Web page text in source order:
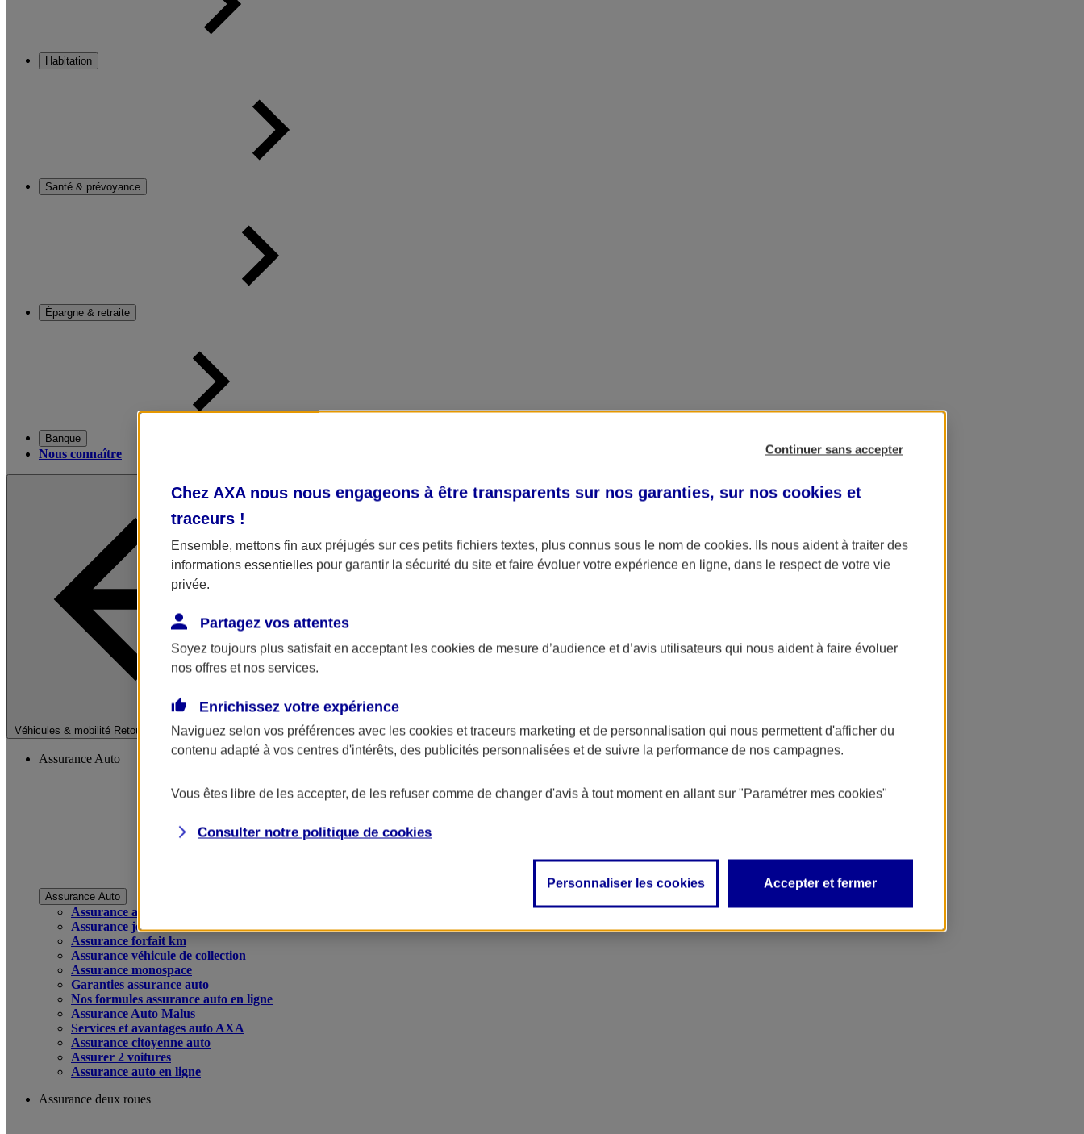
Habitation
Santé & prévoyance
Épargne & retraite
Banque
Nous connaître
Véhicules & mobilité Retour à la section précédente
Fermer le menu principal
Assurance Auto
Assurance Auto
Assurance auto
Assurance jeune conducteur
Assurance forfait km
Assurance véhicule de collection
Assurance monospace
Garanties assurance auto
Nos formules assurance auto en ligne
Assurance Auto Malus
Services et avantages auto AXA
Assurance citoyenne auto
Assurer 2 voitures
Assurance auto en ligne
Assurance deux roues
Continuer sans accepter
Chez AXA nous nous engageons à être transparents sur nos garanties, sur nos cookies et
traceurs !
Ensemble, mettons fin aux préjugés sur ces petits fichiers textes, plus connus sous le nom de cookies. Ils nous aident à traiter des
informations essentielles pour garantir la sécurité du site et faire évoluer votre expérience en ligne, dans le respect de votre vie
privée.
Partagez vos attentes
Soyez toujours plus satisfait en acceptant les cookies de mesure d’audience et d’avis utilisateurs qui nous aident à faire évoluer
nos offres et nos services.
Enrichissez votre expérience
Naviguez selon vos préférences avec les cookies et traceurs marketing et de personnalisation qui nous permettent d'afficher du
contenu adapté à vos centres d'intérêts, des publicités personnalisées et de suivre la performance de nos campagnes.
Vous êtes libre de les accepter, de les refuser comme de changer d'avis à tout moment en allant sur "Paramétrer mes cookies"
Consulter notre politique de cookies
Personnaliser les cookies Accepter et fermer